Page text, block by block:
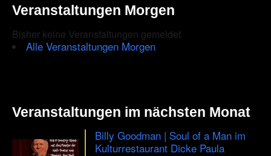
Veranstaltungen Morgen
Bisher keine Veranstaltungen gemeldet
Alle Veranstaltungen Morgen
Veranstaltungen im nächsten Monat
Billy Goodman | Soul of a Man im
Kulturrestaurant Dicke Paula